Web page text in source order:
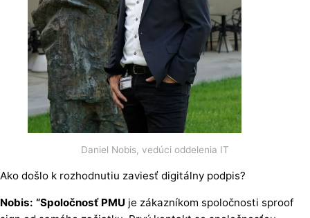
Daniel Nobis, vedúci oddelenia IT
Ako došlo k rozhodnutiu zaviesť digitálny podpis?
Nobis: “Spoločnosť PMU je zákazníkom spoločnosti sproof